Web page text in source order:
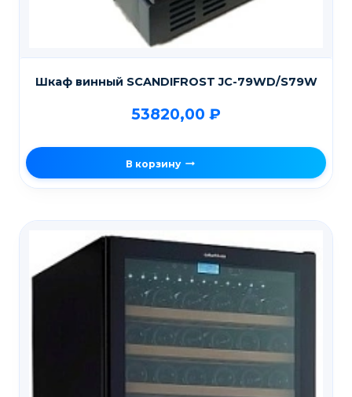
Шкаф винный SCANDIFROST JC-79WD/S79W
53820,00 ₽
В корзину